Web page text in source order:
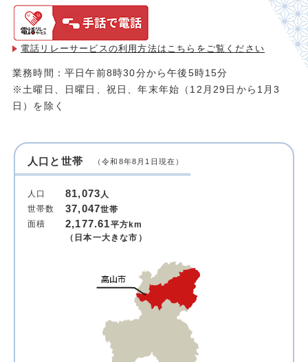
電話リレーサービスの利用方法は こちらをご覧ください
業務時間：平日午前8時30分から午後5時15分
※土曜日、日曜日、祝日、年末年始（12月29日から1月3
日）を除く
人口と世帯 （令和8年8月1日現在）
人口 81,073人
世帯数
37,047世帯
面積
2,177.61平方km
（日本一大きな市）